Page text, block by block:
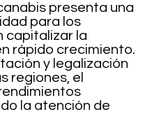
presenta una
para los
capitalizar la
rápido crecimiento.
y legalización
regiones, el
la atención de